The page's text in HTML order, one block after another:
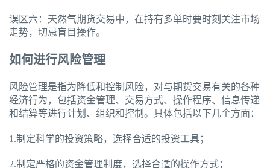
误区六：天然气期货交易中，在持有多单时要时刻关注市场
走势，切忌盲目操作。
如何进行风险管理
风险管理是指为降低和控制风险，对与期货交易有关的各种
经济行为，包括资金管理、交易方式、操作程序、信息传递
和结算等进行计划、组织和控制。具体包括以下几个方面：
1.制定科学的投资策略，选择合适的投资工具；
2.制定严格的资金管理制度，选择合适的操作方式；